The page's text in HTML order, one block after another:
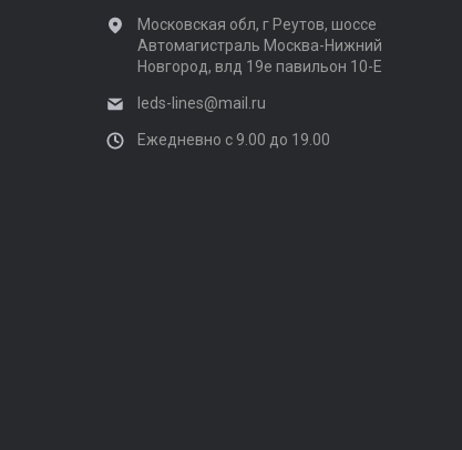
Московская обл, г Реутов, шоссе
Автомагистраль Москва-Нижний
Новгород, влд 19е павильон 10-Е
leds-lines@mail.ru
Ежедневно с 9.00 до 19.00